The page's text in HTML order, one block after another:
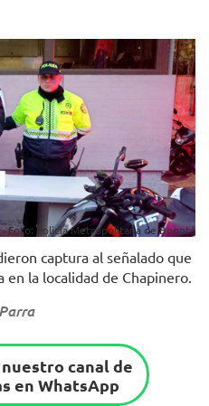
Foto: Policía Metropolitana de Bogotá
captura al señalado que
la localidad de Chapinero.
canal de
en WhatsApp